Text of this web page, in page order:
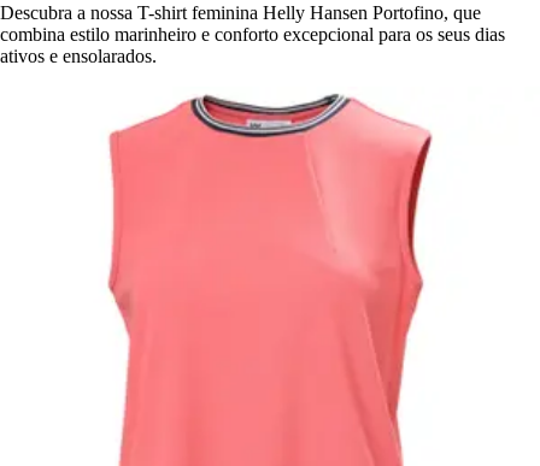
Descubra a nossa T-shirt feminina Helly Hansen Portofino, que
combina estilo marinheiro e conforto excepcional para os seus dias
ativos e ensolarados.